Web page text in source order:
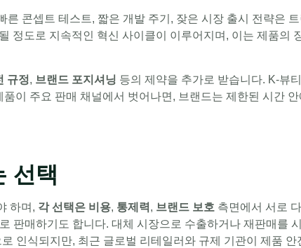
콘셉트 테스트, 짧은 개발 주기, 잦은 시장 출시 전략은
정도로 지속적인 혁신 사이클이 이루어지며, 이는 제품의
규정, 브랜드 포지셔닝 등의 제약을 추가로 받습니다. K-뷰
이 주요 판매 채널에서 벗어나면, 브랜드는 제한된 시간
선택
하며, 각 선택은 비용, 통제력 , 브랜드 보호 측면에서 서로
판매하기도 합니다. 대체 시장으로 수출하거나 재판매를
인식되지만, 최근 글로벌 리테일러와 규제 기관이 제품